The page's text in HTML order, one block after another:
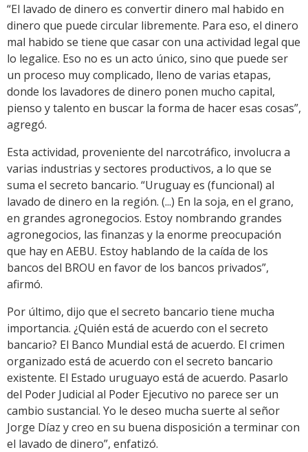
“El lavado de dinero es convertir dinero mal habido en
dinero que puede circular libremente. Para eso, el dinero
mal habido se tiene que casar con una actividad legal que
lo legalice. Eso no es un acto único, sino que puede ser
un proceso muy complicado, lleno de varias etapas,
donde los lavadores de dinero ponen mucho capital,
pienso y talento en buscar la forma de hacer esas cosas”,
agregó.
Esta actividad, proveniente del narcotráfico, involucra a
varias industrias y sectores productivos, a lo que se
suma el secreto bancario. “Uruguay es (funcional) al
lavado de dinero en la región. (...) En la soja, en el grano,
en grandes agronegocios. Estoy nombrando grandes
agronegocios, las finanzas y la enorme preocupación
que hay en AEBU. Estoy hablando de la caída de los
bancos del BROU en favor de los bancos privados”,
afirmó.
Por último, dijo que el secreto bancario tiene mucha
importancia. ¿Quién está de acuerdo con el secreto
bancario? El Banco Mundial está de acuerdo. El crimen
organizado está de acuerdo con el secreto bancario
existente. El Estado uruguayo está de acuerdo. Pasarlo
del Poder Judicial al Poder Ejecutivo no parece ser un
cambio sustancial. Yo le deseo mucha suerte al señor
Jorge Díaz y creo en su buena disposición a terminar con
el lavado de dinero”, enfatizó.